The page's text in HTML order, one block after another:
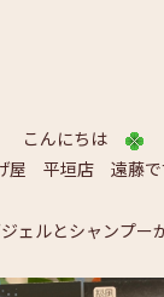
こんにちは
屋 平垣店 遠藤で
ェルとシャンプー